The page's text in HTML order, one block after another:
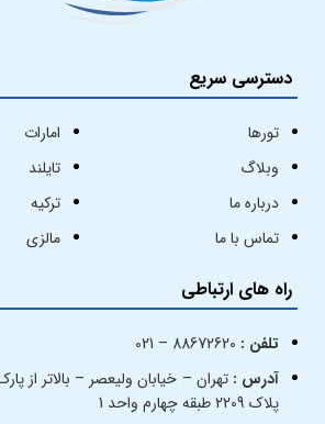
دسترسی سریع
تورها
وبلاگ
درباره ما
تماس با ما
امارات
تایلند
ترکیه
مالزی
راه های ارتباطی
تلفن :
آدرس : تهران – خیابان ولیعصر – بالاتر از
پلاک 2209 طبقه چهارم واحد 1